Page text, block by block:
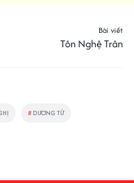
Bài viết
Tôn Nghệ Trân
# DƯƠNG TỬ